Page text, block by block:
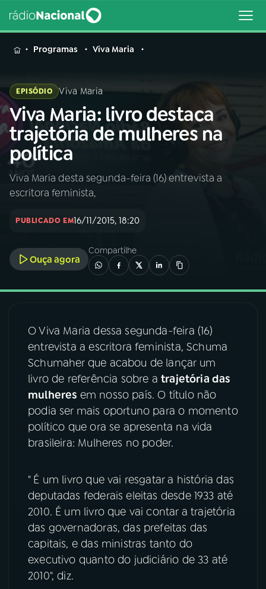
MENU
Buscar
na
Rádio
Nacional
Buscar
AO VIVO
INÍCIO
A RÁDIO
03PROGRAMAÇÃO
04 PROGRAMAS
PODCASTS
06VIDEOCASTS
FESTIVAL DE MÚSICA
ACOMPANHE A RÁDIO NACIONAL
YouTube Facebook
Instagram
Programas Viva Maria
EPISÓDIO Viva Maria
Viva Maria: livro destaca
trajetória de mulheres na
política
Viva Maria desta segunda-feira (16) entrevista a
escritora feminista,
PUBLICADO EM16/11/2015, 18:20
Ouça agora
Compartilhe
O Viva Maria dessa segunda-feira (16)
entrevista a escritora feminista, Schuma
Schumaher que acabou de lançar um
livro de referência sobre atrajetória das
mulheres em nosso país. O título não
podia ser mais oportuno para o momento
político que ora se apresenta na vida
brasileira: Mulheres no poder.
" É um livro que vai resgatar a história das
deputadas federais eleitas desde 1933 até
2010. É um livro que vai contar a trajetória
das governadoras, das prefeitas das
capitais, e das ministras tanto do
executivo quanto do judiciário de 33 até
2010", diz.